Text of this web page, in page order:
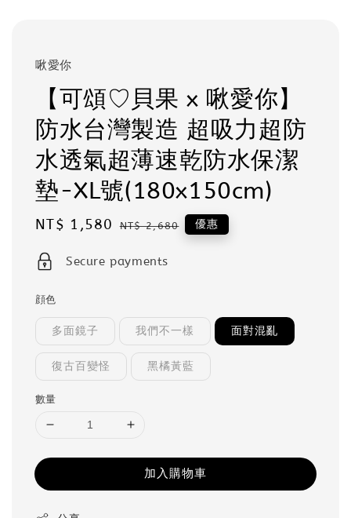
啾愛你
【可頌♡貝果 x 啾愛你】
防水台灣製造 超吸力超防
水透氣超薄速乾防水保潔
墊-XL號(180x150cm)
Sale
NT$ 1,580 Regular
NT$ 2,680 優惠
Secure payments
顔色
多面鏡子 我們不一樣 面對混亂
復古百變怪 黑橘黃藍
數量
加入購物車